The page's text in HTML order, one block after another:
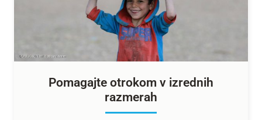
Pomagajte otrokom v izrednih
razmerah